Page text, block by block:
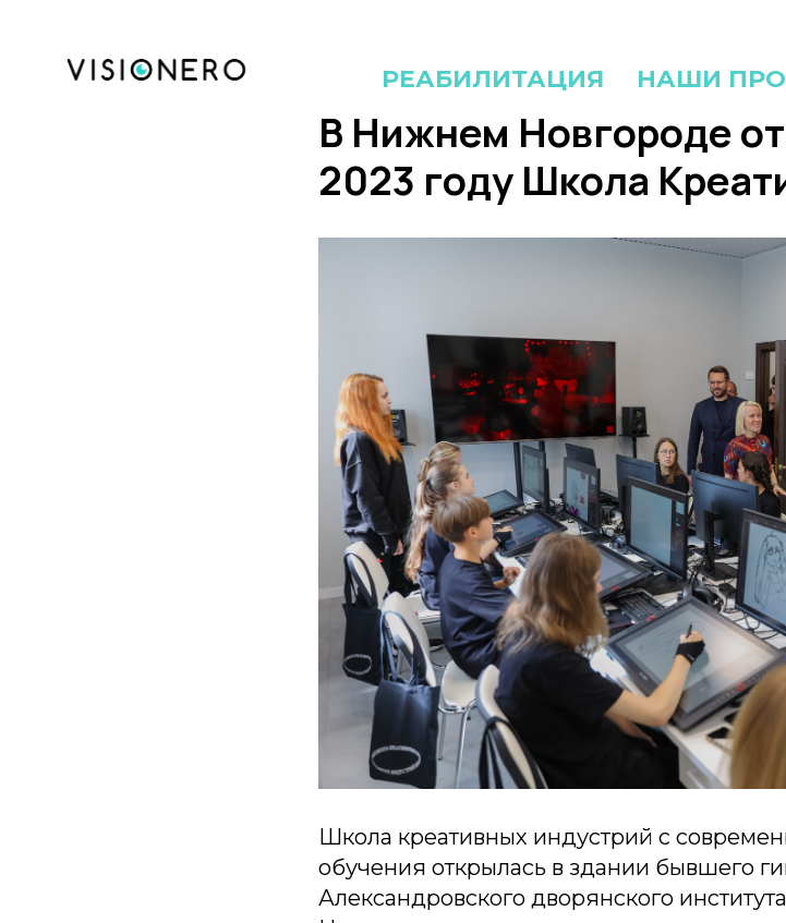
РЕАБИЛИТАЦИЯ НАШИ
В Нижнем Новгороде
2023 году Школа
Школа креативных индустрий с
обучения открылась в здании бывшего
Александровского дворянского